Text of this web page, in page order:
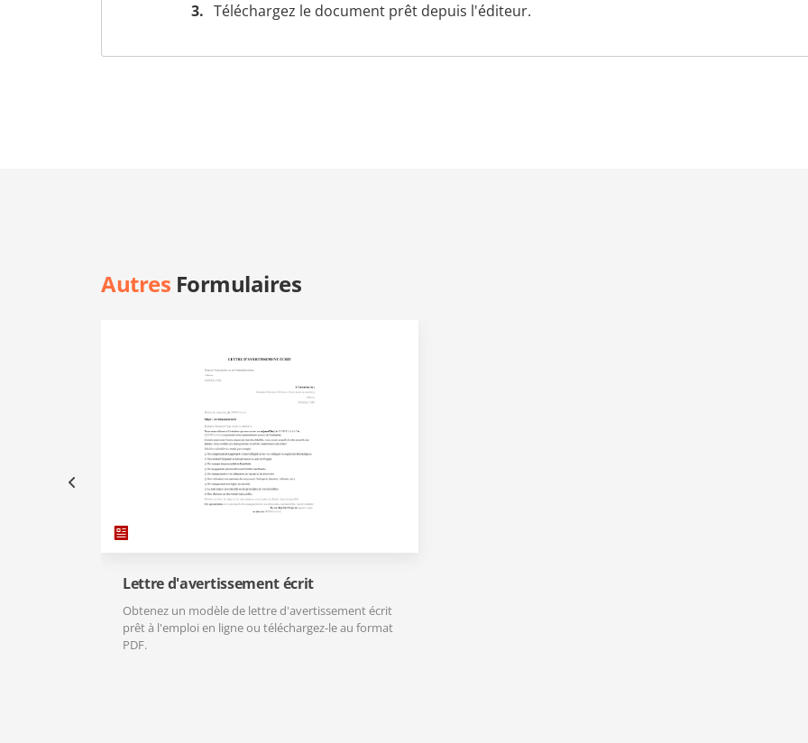
Téléchargez le document prêt depuis l'éditeur.
Autres Formulaires
Lettre d'avertissement écrit
Obtenez un modèle de lettre d'avertissement écrit
prêt à l'emploi en ligne ou téléchargez-le au format
PDF.